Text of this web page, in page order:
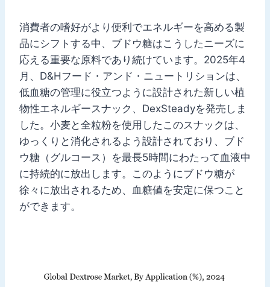
消費者の嗜好がより便利でエネルギーを高める製
品にシフトする中、ブドウ糖はこうしたニーズに
応える重要な原料であり続けています。2025年4
月、D&Hフード・アンド・ニュートリションは、
低血糖の管理に役立つように設計された新しい植
物性エネルギースナック、DexSteadyを発売しま
した。小麦と全粒粉を使用したこのスナックは、
ゆっくりと消化されるよう設計されており、ブド
ウ糖（グルコース）を最長5時間にわたって血液中
に持続的に放出します。このようにブドウ糖が
徐々に放出されるため、血糖値を安定に保つこと
ができます。